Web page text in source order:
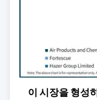
이 시장을 형성